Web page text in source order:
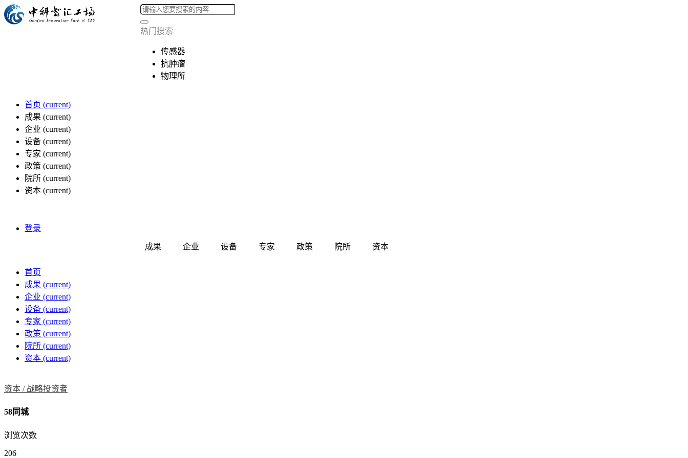
热门搜索
传感器
抗肿瘤
物理所
首页 (current)
成果 (current)
企业 (current)
设备 (current)
专家 (current)
政策 (current)
院所 (current)
资本 (current)
登录
成果 企业 设备 专家 政策 院所 资本
首页
成果 (current)
企业 (current)
设备 (current)
专家 (current)
政策 (current)
院所 (current)
资本 (current)
资本 / 战略投资者
58同城
浏览次数
206